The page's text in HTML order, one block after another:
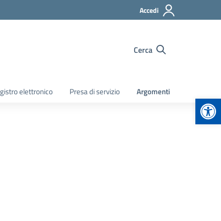
Accedi
Cerca
elettronico Presa di servizio Argomenti